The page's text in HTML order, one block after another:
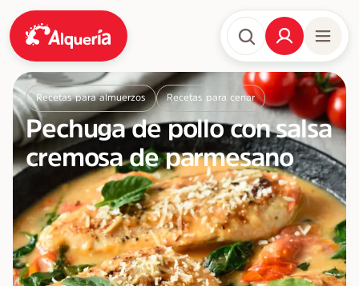
Recetas para almuerzos Recetas para cenar
Pechuga de pollo con salsa
cremosa de parmesano